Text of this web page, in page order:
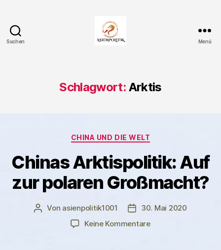
Suchen Menü
Schlagwort: Arktis
Kategorien
CHINA UND DIE WELT
Chinas Arktispolitik: Auf
zur polaren Großmacht?
Beitragsautor
Von asienpolitik1001 Veröffentlichungsdatum
30. Mai 2020
Keine Kommentarezu